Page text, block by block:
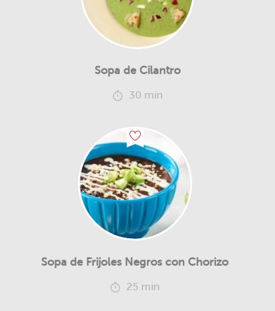
Sopa de Cilantro
30 min
Sopa de Frijoles Negros con Chorizo
25 min